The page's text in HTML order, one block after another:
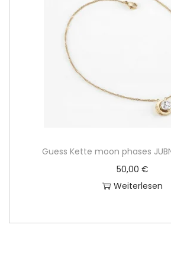
Guess Kette moon phases
50,00 €
Weiterlesen